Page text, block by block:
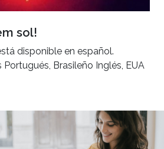
sol!
disponible en español.
Brasileño Inglés, EUA